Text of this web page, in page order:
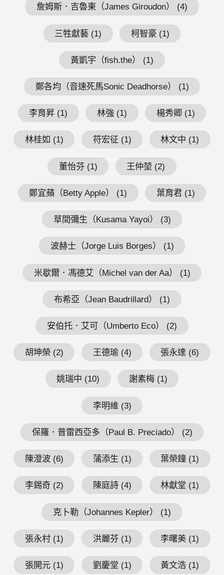
詹姆斯．吉魯東（James Giroudon） (4)
三牲獻藝 (1) 柯智豪 (1)
黃凱宇（fish.the） (1)
鄭各均（音速死馬Sonic Deadhorse） (1)
李育昇 (1) 林強 (1) 楊秀卿 (1)
林桂如 (1) 符宏征 (1) 林文中 (1)
董怡芬 (1) 王仲堃 (2)
鄭宜蘋（Betty Apple） (1) 葉育君 (1)
草間彌生（Kusama Yayoi） (3)
波赫士（Jorge Luis Borges） (1)
米歇爾．馮德艾（Michel van der Aa） (1)
布希亞（Jean Baudrillard） (1)
安伯托．艾可（Umberto Eco） (2)
胡坤榮 (2) 王德瑜 (4) 張永達 (6)
姚瑞中 (10) 謝素梅 (1)
李明維 (3)
保羅．普雷西亞多（Paul B. Preciado） (2)
陳澄波 (6) 蒲添生 (1) 葉榮鐘 (1)
李錫奇 (2) 陳庭詩 (4) 林獻堂 (1)
克卜勒（Johannes Kepler） (1)
張永村 (1) 洪麗芬 (1) 李曙美 (1)
張開元 (1) 劉慶堂 (1) 黃文浩 (1)